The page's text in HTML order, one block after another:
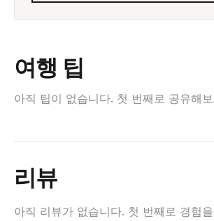
여행 팁
아직 팁이 없습니다. 첫 번째로 공유해
리뷰
아직 리뷰가 없습니다. 첫 번째로 경험